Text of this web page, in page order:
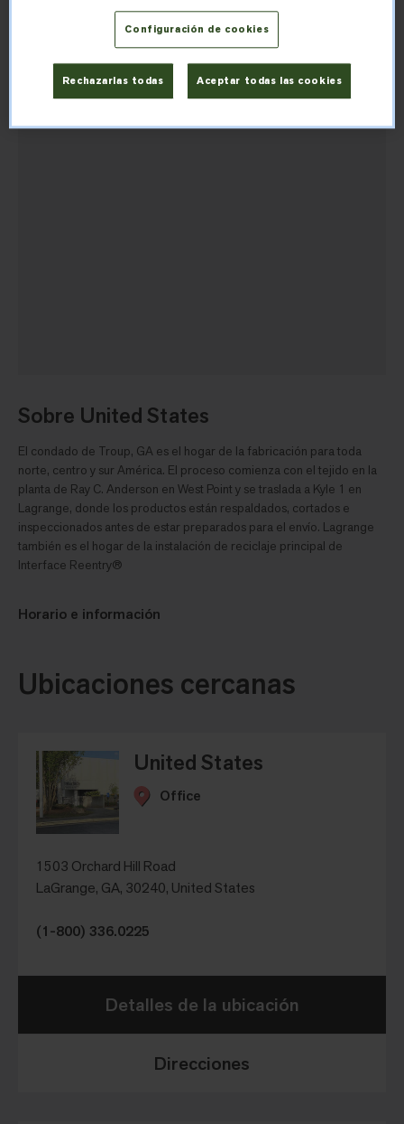
Direcciones
Sobre United States
El condado de Troup, GA es el hogar de la fabricación para toda
norte, centro y sur América. El proceso comienza con el tejido en la
planta de Ray C. Anderson en West Point y se traslada a Kyle 1 en
Lagrange, donde los productos están respaldados, cortados e
inspeccionados antes de estar preparados para el envío. Lagrange
también es el hogar de la instalación de reciclaje principal de
Interface Reentry®
Horario e información
Ubicaciones cercanas
United States
Office
1503 Orchard Hill Road
LaGrange, GA, 30240, United States
(1-800) 336.0225
Detalles de la ubicación
Direcciones
Configuración de cookies
Rechazarlas todas Aceptar todas las cookies